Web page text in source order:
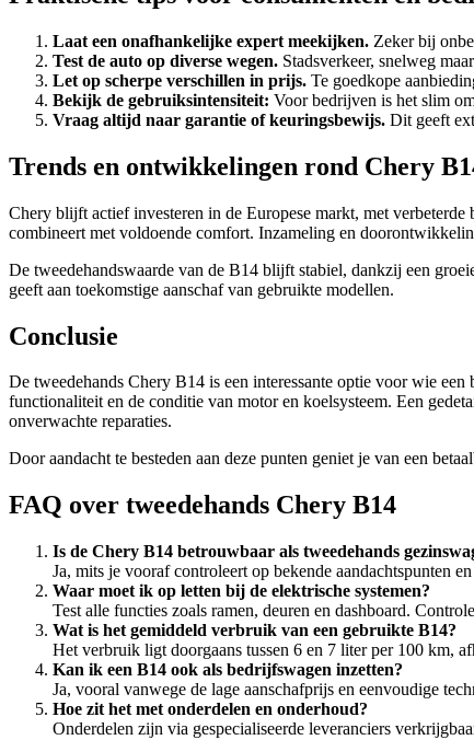
Laat een onafhankelijke expert meekijken. Zeker bij
Test de auto op diverse wegen. Stadsverkeer, snelweg
Let op scherpe verschillen in prijs. Te goedkope
Bekijk de gebruiksintensiteit: Voor bedrijven is het slim
Vraag altijd naar garantie of keuringsbewijs. Dit geeft
Trends en ontwikkelingen rond Chery
Chery blijft actief investeren in de Europese markt, met
combineert met voldoende comfort. Inzameling en
De tweedehandswaarde van de B14 blijft stabiel, dankzij een
geeft aan toekomstige aanschaf van gebruikte modellen.
Conclusie
De tweedehands Chery B14 is een interessante optie voor wie
functionaliteit en de conditie van motor en koelsysteem. Een
onverwachte reparaties.
Door aandacht te besteden aan deze punten geniet je van een
FAQ over tweedehands Chery B14
Is de Chery B14 betrouwbaar als tweedehands
Ja, mits je vooraf controleert op bekende aandachtspunten
Waar moet ik op letten bij de elektrische systemen?
Test alle functies zoals ramen, deuren en dashboard.
Wat is het gemiddeld verbruik van een gebruikte B14?
Het verbruik ligt doorgaans tussen 6 en 7 liter per 100 km,
Kan ik een B14 ook als bedrijfswagen inzetten?
Ja, vooral vanwege de lage aanschafprijs en eenvoudige
Hoe zit het met onderdelen en onderhoud?
Onderdelen zijn via gespecialiseerde leveranciers